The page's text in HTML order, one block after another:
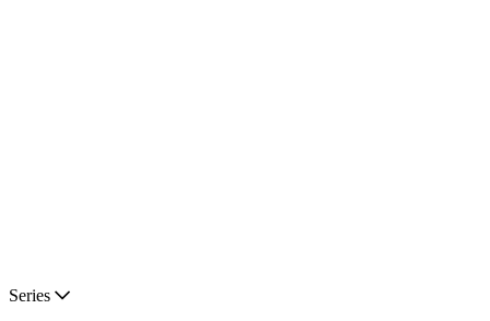
Series